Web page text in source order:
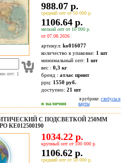
опт: 1
988.07 р.
средний опт от 50 000 р.
1106.64 р.
мелкий опт от 10 000 р.
от 07.08.2026
артикул: ko016077
количество в упаковке: 1 шт
минимальный опт: 1 шт
вес : 0,3 кг
бренд : атлас принт
ррц: 1550 руб.
доступно: 21 шт
в наличии
в рубрике: глобусы и
карты
С ПОДСВЕТКОЙ 250ММ
КЕ012500190
1034.22 р.
крупный опт от 100 000 р.
1106.62 р.
средний опт от 50 000 р.